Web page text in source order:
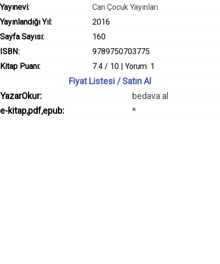
Yayınevi:
Can Çocuk Yayınları
Yayınlandığı Yıl:
2016
Sayfa Sayısı:
160
ISBN:
9789750703775
Kitap Puanı:
7.4 / 10 | Yorum: 1
Fiyat Listesi / Satın Al
YazarOkur:
bedava al
e-kitap,pdf,epub:
*